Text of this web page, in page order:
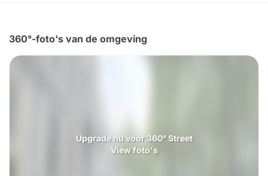
360°-foto's van de omgeving
Upgrade nu voor 360° Street
View foto's